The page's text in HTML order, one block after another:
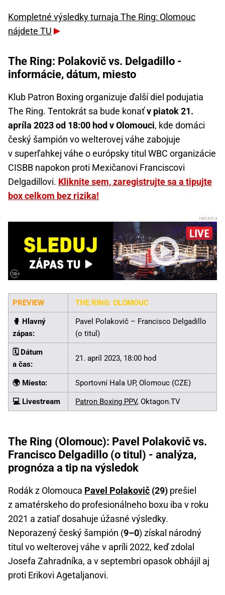
Kompletné výsledky turnaja The Ring: Olomouc
nájdete TU
The Ring: Polakovič vs. Delgadillo -
informácie, dátum, miesto
Klub Patron Boxing organizuje ďalší diel podujatia
The Ring. Tentokrát sa bude konaťv piatok 21.
apríla 2023 od 18:00 hod v Olomouci, kde domáci
český šampión vo welterovej váhe zabojuje
v superľahkej váhe o európsky titul WBC organizácie
CISBB napokon proti Mexičanovi Franciscovi
Delgadillovi. Kliknite sem, zaregistrujte sa a tipujte
box celkom bez rizika!
PREVIEW THE RING: OLOMOUC
🥊️ Hlavný
zápas:
Pavel Polakovič – Francisco Delgadillo
(o titul)
🗓️ Dátum
a čas:
21. apríl 2023, 18:00 hod
🌍 Miesto: Sportovní Hala UP, Olomouc (CZE)
💻 Livestream Patron Boxing PPV, Oktagon.TV
The Ring (Olomouc): Pavel Polakovič vs.
Francisco Delgadillo (o titul) - analýza,
prognóza a tip na výsledok
Rodák z Olomouca Pavel Polakovič (29) prešiel
z amatérskeho do profesionálneho boxu iba v roku
2021 a zatiaľ dosahuje úžasné výsledky.
Neporazený český šampión (9–0) získal národný
titul vo welterovej váhe v apríli 2022, keď zdolal
Josefa Zahradníka, a v septembri opasok obhájil aj
proti Erikovi Agetaljanovi.